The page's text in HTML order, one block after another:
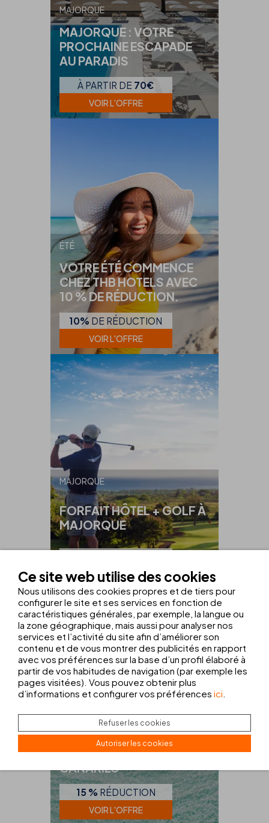
MAJORQUE
MAJORQUE : VOTRE
PROCHAINE ESCAPADE
AU PARADIS
À PARTIR DE 70€
VOIR L'OFFRE
ÉTÉ
VOTRE ÉTÉ COMMENCE
CHEZ THB HOTELS AVEC
10 % DE RÉDUCTION.
10% DE RÉDUCTION
VOIR L'OFFRE
MAJORQUE
FORFAIT HÔTEL + GOLF À
MAJORQUE
VOIR L'OFFRE
RÉSIDENTS
OFFRE EXCLUSIVE
RÉSIDENTS : BALÉARES ET
CANARIES
15 % RÉDUCTION
VOIR L'OFFRE
Ce site web utilise des cookies
Nous utilisons des cookies propres et de tiers pour
configurer le site et ses services en fonction de
caractéristiques générales, par exemple, la langue ou
la zone géographique, mais aussi pour analyser nos
services et l’activité du site afin d’améliorer son
contenu et de vous montrer des publicités en rapport
avec vos préférences sur la base d’un profil élaboré à
partir de vos habitudes de navigation (par exemple les
pages visitées). Vous pouvez obtenir plus
d’informations et configurer vos préférences ici.
Refuser les cookies
Autoriser les cookies